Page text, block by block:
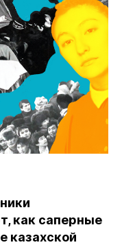
как саперные
казахской